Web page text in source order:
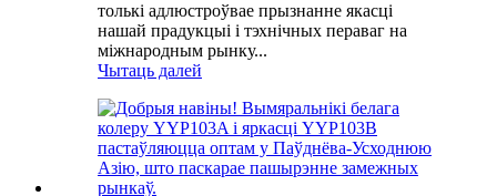
толькі адлюстроўвае прызнанне якасці
нашай прадукцыі і тэхнічных пераваг на
міжнародным рынку...
Чытаць далей